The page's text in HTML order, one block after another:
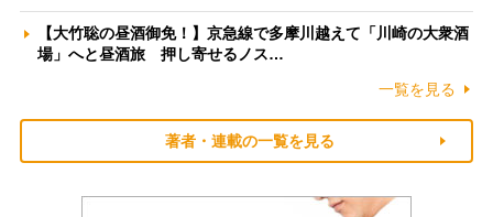
【大竹聡の昼酒御免！】京急線で多摩川越えて「川崎の大衆酒
場」へと昼酒旅 押し寄せるノス…
一覧を見る
著者・連載の一覧を見る